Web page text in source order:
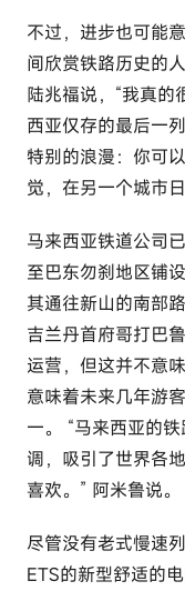
不过，进步也可能
间欣赏铁路历史的
陆兆福说，“我真的
西亚仅存的最后一
特别的浪漫：你可
觉，在另一个城市
马来西亚铁道公司
至巴东勿刹地区铺
其通往新山的南部
吉兰丹首府哥打巴
运营，但这并不意
意味着未来几年游
一。 “马来西亚的
调，吸引了世界各
喜欢。” 阿米鲁说。
尽管没有老式慢速
ETS的新型舒适的